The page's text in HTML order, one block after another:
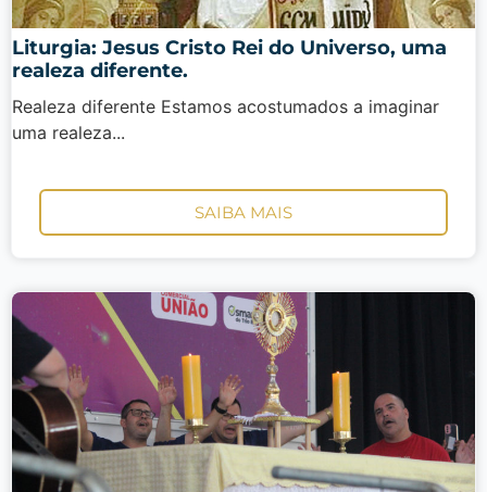
Liturgia: Jesus Cristo Rei do Universo, uma
realeza diferente.
Realeza diferente Estamos acostumados a imaginar
uma realeza...
SAIBA MAIS